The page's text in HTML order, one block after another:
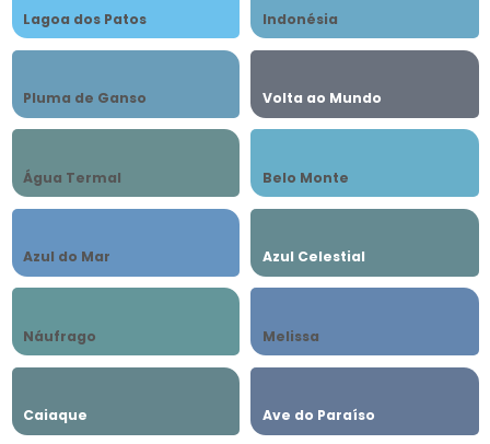
Lagoa dos Patos Indonésia
Pluma de Ganso Volta ao Mundo
Água Termal Belo Monte
Azul do Mar Azul Celestial
Náufrago Melissa
Caiaque Ave do Paraíso